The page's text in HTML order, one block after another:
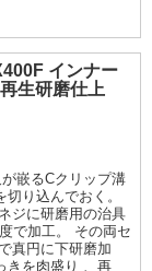
インナー
生研磨仕上
嵌るCクリップ溝
り込んでおく。
ジに研磨用の治具
で加工。 その両セ
真円に下研磨加
きを肉盛り 、再